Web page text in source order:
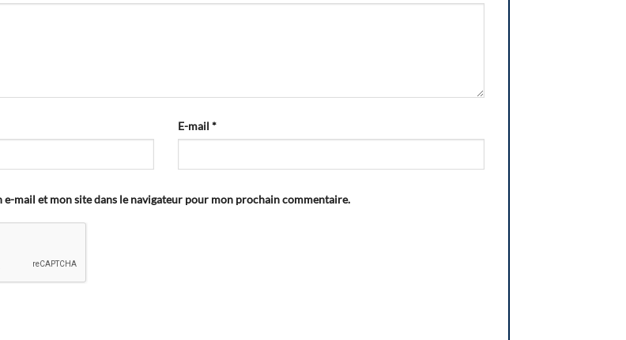
E-mail *
e-mail et mon site dans le navigateur pour mon prochain commentaire.